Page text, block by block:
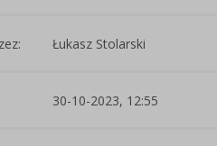
Łukasz Stolarski
30-10-2023, 12:55